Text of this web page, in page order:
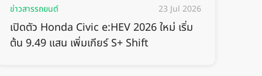
ข่าวสารรถยนต์ 23 Jul 2026
เปิดตัว Honda Civic e:HEV 2026 ใหม่ เริ่ม
ต้น 9.49 แสน เพิ่มเกียร์ S+ Shift